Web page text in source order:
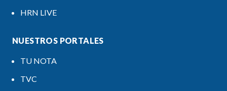
HRN LIVE
NUESTROS PORTALES
TU NOTA
TVC